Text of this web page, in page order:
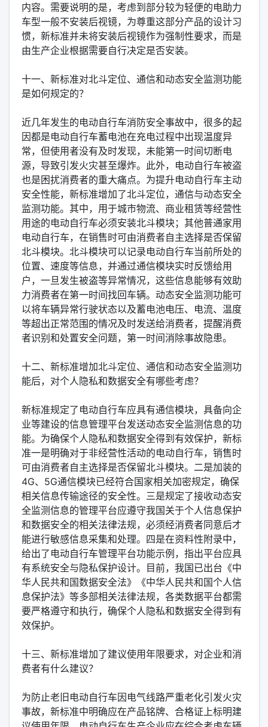
内容。需要说明的是，考虑到部分较为轻便的电助力
车型一般不安装后视镜，为尊重这部分产品的设计习
惯，新标准并未将安装后视镜作为强制性要求，而是
由生产企业根据需要自行决定是否安装。
十一、新标准对北斗定位、通信和动态安全监测功能
是如何规定的？
近几年发生的电动自行车消防安全事故中，很多的起
因都是电动自行车蓄电池在充电过程中出现温度异
常，但使用者没有及时发现，未能第一时间切断电
源，导致引发火灾甚至爆炸。此外，电动自行车被盗
也是困扰消费者的重大痛点。为提升电动自行车主动
安全性能，新标准增加了北斗定位，通信与动态安全
监测功能。其中，用于城市物流、商业租赁等经营性
用途的电动自行车必须安装北斗模块；其他普通家用
电动自行车，在销售时可由消费者自主选择是否保留
北斗模块。北斗模块可以记录电动自行车当前所处的
位置、速度等信息，并通过通信模块实时反馈给用
户，一旦发生被盗等异常情况，这些信息能够有效助
力消费者在第一时间找回车辆。动态安全监测功能可
以将车辆异常行驶状态以及蓄电池电压、电流、温度
等超出正常范围的情况及时发送给消费者，提醒消费
者识别和处置安全问题，第一时间消除事故隐患。
十二、新标准增加北斗定位、通信和动态安全监测功
能后，对个人隐私和数据安全有哪些考虑？
新标准规定了电动自行车应具有通信模块，具备向企
业等建设的信息管理平台发送动态安全监测信息的功
能。为确保个人隐私和数据安全得到有效保护，新标
准一是明确对于非经营性活动的电动自行车，销售时
可由消费者自主选择是否保留北斗模块。二是加装的
4G、5G通信模块已经符合国家相关加密规定，确保
相关信息传输途径的安全性。三是规定了接收动态安
全监测信息的管理平台应遵守我国关于个人信息保护
和数据安全的相关法律法规，必须经消费者同意后才
能进行敏感信息采集和处理。四是在资料性附录中，
给出了电动自行车管理平台功能示例，指出平台应具
有系统安全与隐私保护设计。目前，我国已出台《中
华人民共和国数据安全法》《中华人民共和国个人信
息保护法》等多部相关法律法规，各类数据平台都需
要严格遵守和执行，确保个人隐私和数据安全得到有
效保护。
十三、新标准增加了建议使用年限要求，对企业和消
费者有什么建议？
为防止老旧电动自行车因电气线路严重老化引发火灾
事故，新标准中明确应在产品铭牌、合格证上标明建